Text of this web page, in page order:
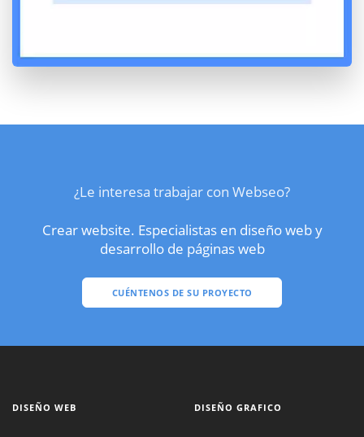
¿Le interesa trabajar con Webseo?
Crear website. Especialistas en diseño web y
desarrollo de páginas web
CUÉNTENOS DE SU PROYECTO
DISEÑO WEB DISEÑO GRAFICO